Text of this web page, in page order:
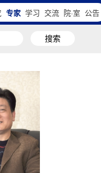
专家 学习 交流 院·室 公告
搜索